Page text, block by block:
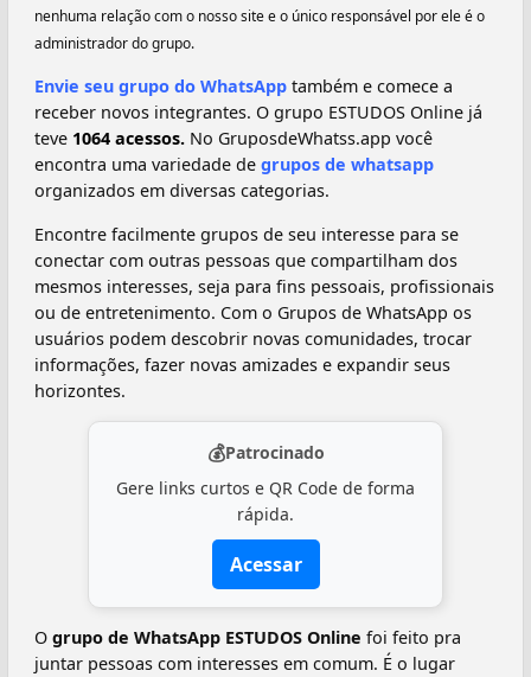
nenhuma relação com o nosso site e o único responsável por ele é o
administrador do grupo.
Envie seu grupo do WhatsApp também e comece a
receber novos integrantes. O grupo ESTUDOS Online já
teve 1064 acessos. No GruposdeWhatss.app você
encontra uma variedade de grupos de whatsapp
organizados em diversas categorias.
Encontre facilmente grupos de seu interesse para se
conectar com outras pessoas que compartilham dos
mesmos interesses, seja para fins pessoais, profissionais
ou de entretenimento. Com o Grupos de WhatsApp os
usuários podem descobrir novas comunidades, trocar
informações, fazer novas amizades e expandir seus
horizontes.
💰Patrocinado
Gere links curtos e QR Code de forma
rápida.
Acessar
O grupo de WhatsApp ESTUDOS Online foi feito pra
juntar pessoas com interesses em comum. É o lugar